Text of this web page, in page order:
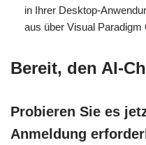
in Ihrer Desktop-
aus über Visual Paradigm
Bereit, den AI-
Probieren Sie es
Anmeldung